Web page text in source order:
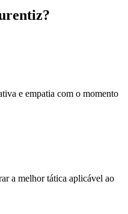
e empatia com o momento
a melhor tática aplicável ao